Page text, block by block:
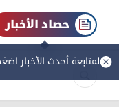
حصاد الأخبار
لمتابعة أحدث الأخبار